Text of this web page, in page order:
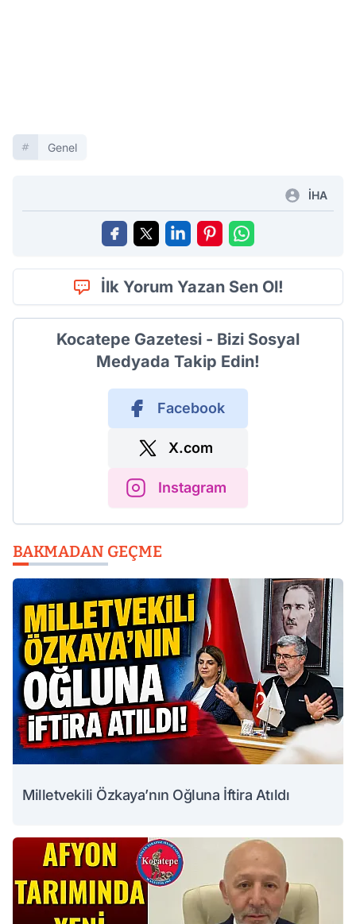
Genel
İHA
İlk Yorum Yazan Sen Ol!
Kocatepe Gazetesi - Bizi Sosyal
Medyada Takip Edin!
Facebook
X.com
Instagram
BAKMADAN GEÇME
Milletvekili Özkaya’nın Oğluna İftira Atıldı